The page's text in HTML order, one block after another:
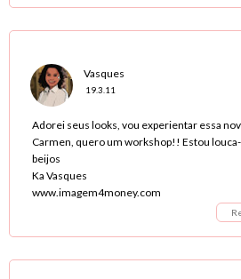
Vasques
19.3.11
Adorei seus looks, vou experientar essa
Carmen, quero um workshop!! Estou
beijos
Ka Vasques
www.imagem4money.com